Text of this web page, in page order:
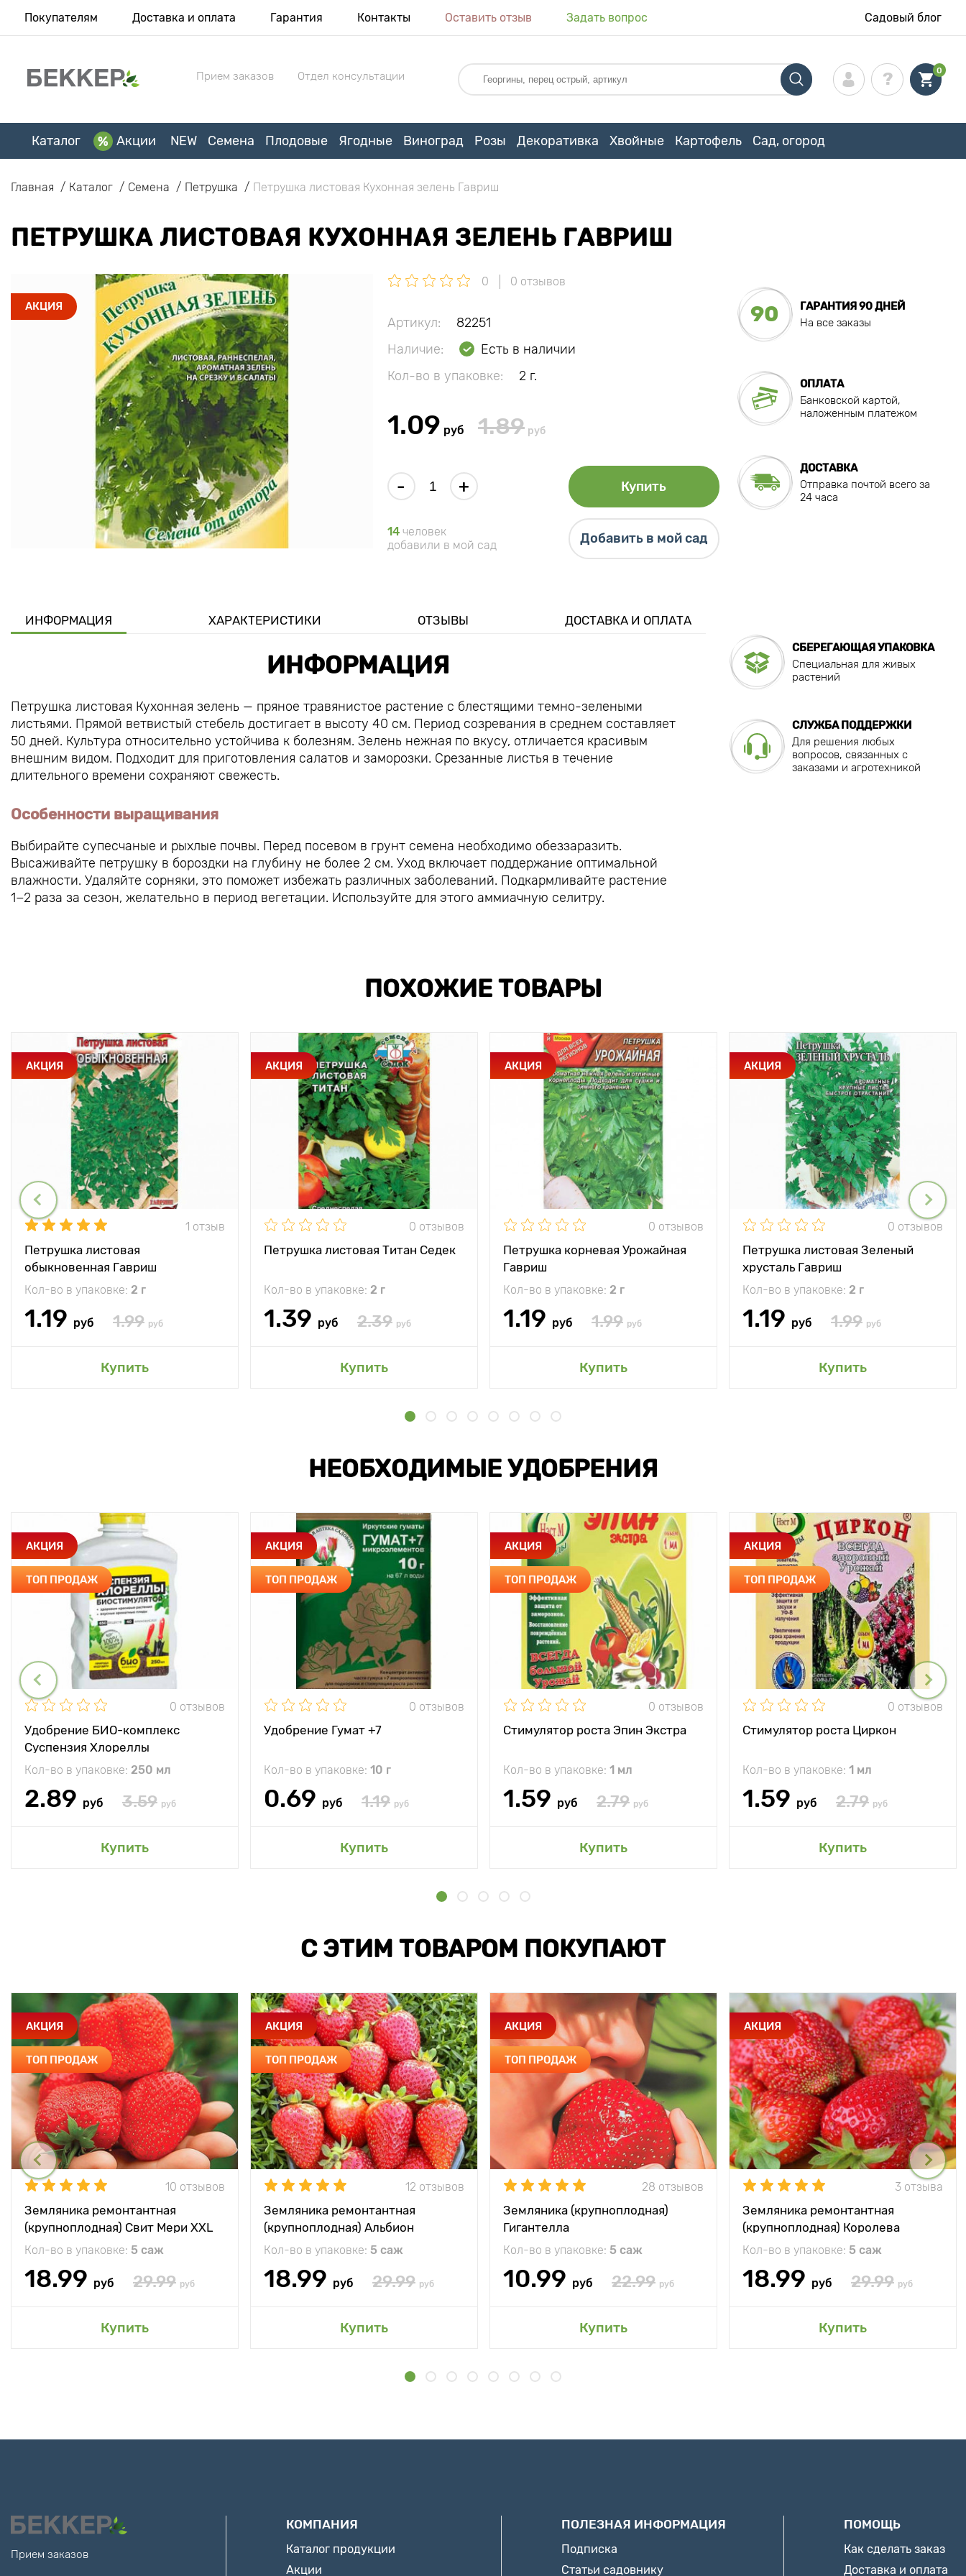
Покупателям Доставка и оплата Гарантия Контакты Оставить отзыв Задать вопрос Садовый блог
Прием заказов Отдел консультации 0
Каталог Акции NEW Семена Плодовые Ягодные Виноград Розы Декоративка Хвойные Картофель Сад, огород
Главная Каталог Семена Петрушка Петрушка листовая Кухонная зелень Гавриш
ПЕТРУШКА ЛИСТОВАЯ КУХОННАЯ ЗЕЛЕНЬ ГАВРИШ
АКЦИЯ
0 0 отзывов
Артикул:
82251
Наличие:
Есть в наличии
Кол-во в упаковке:
2 г.
1.09 руб 1.89 руб
- + Купить
14 человек
добавили в мой сад
Добавить в мой сад
90
ГАРАНТИЯ 90 ДНЕЙ
На все заказы
ОПЛАТА
Банковской картой,
наложенным платежом
ДОСТАВКА
Отправка почтой всего за
24 часа
ИНФОРМАЦИЯ ХАРАКТЕРИСТИКИ ОТЗЫВЫ ДОСТАВКА И ОПЛАТА
ИНФОРМАЦИЯ
Петрушка листовая Кухонная зелень — пряное травянистое растение с блестящими темно-зелеными
листьями. Прямой ветвистый стебель достигает в высоту 40 см. Период созревания в среднем составляет
50 дней. Культура относительно устойчива к болезням. Зелень нежная по вкусу, отличается красивым
внешним видом. Подходит для приготовления салатов и заморозки. Срезанные листья в течение
длительного времени сохраняют свежесть.
Особенности выращивания
Выбирайте супесчаные и рыхлые почвы. Перед посевом в грунт семена необходимо обеззаразить.
Высаживайте петрушку в бороздки на глубину не более 2 см. Уход включает поддержание оптимальной
влажности. Удаляйте сорняки, это поможет избежать различных заболеваний. Подкармливайте растение
1−2 раза за сезон, желательно в период вегетации. Используйте для этого аммиачную селитру.
СБЕРЕГАЮЩАЯ УПАКОВКА
Специальная для живых
растений
СЛУЖБА ПОДДЕРЖКИ
Для решения любых
вопросов, связанных с
заказами и агротехникой
ПОХОЖИЕ ТОВАРЫ
АКЦИЯ
1 отзыв
Петрушка листовая
обыкновенная Гавриш
Кол-во в упаковке: 2 г
1.19 руб 1.99 руб
Купить
АКЦИЯ
0 отзывов
Петрушка листовая Титан Седек
Кол-во в упаковке: 2 г
1.39 руб 2.39 руб
Купить
АКЦИЯ
0 отзывов
Петрушка корневая Урожайная
Гавриш
Кол-во в упаковке: 2 г
1.19 руб 1.99 руб
Купить
АКЦИЯ
0 отзывов
Петрушка листовая Зеленый
хрусталь Гавриш
Кол-во в упаковке: 2 г
1.19 руб 1.99 руб
Купить
НЕОБХОДИМЫЕ УДОБРЕНИЯ
АКЦИЯ
ТОП ПРОДАЖ
0 отзывов
Удобрение БИО-комплекс
Суспензия Хлореллы
Кол-во в упаковке: 250 мл
2.89 руб 3.59 руб
Купить
АКЦИЯ
ТОП ПРОДАЖ
0 отзывов
Удобрение Гумат +7
Кол-во в упаковке: 10 г
0.69 руб 1.19 руб
Купить
АКЦИЯ
ТОП ПРОДАЖ
0 отзывов
Стимулятор роста Эпин Экстра
Кол-во в упаковке: 1 мл
1.59 руб 2.79 руб
Купить
АКЦИЯ
ТОП ПРОДАЖ
0 отзывов
Стимулятор роста Циркон
Кол-во в упаковке: 1 мл
1.59 руб 2.79 руб
Купить
С ЭТИМ ТОВАРОМ ПОКУПАЮТ
АКЦИЯ
ТОП ПРОДАЖ
10 отзывов
Земляника ремонтантная
(крупноплодная) Свит Мери XXL
Кол-во в упаковке: 5 саж
18.99 руб 29.99 руб
Купить
АКЦИЯ
ТОП ПРОДАЖ
12 отзывов
Земляника ремонтантная
(крупноплодная) Альбион
Кол-во в упаковке: 5 саж
18.99 руб 29.99 руб
Купить
АКЦИЯ
ТОП ПРОДАЖ
28 отзывов
Земляника (крупноплодная)
Гигантелла
Кол-во в упаковке: 5 саж
10.99 руб 22.99 руб
Купить
АКЦИЯ
3 отзыва
Земляника ремонтантная
(крупноплодная) Королева
Елизавета
Кол-во в упаковке: 5 саж
18.99 руб 29.99 руб
Купить
Прием заказов
КОМПАНИЯ
Каталог продукции
Акции
ПОЛЕЗНАЯ ИНФОРМАЦИЯ
Подписка
Статьи садовнику
ПОМОЩЬ
Как сделать заказ
Доставка и оплата